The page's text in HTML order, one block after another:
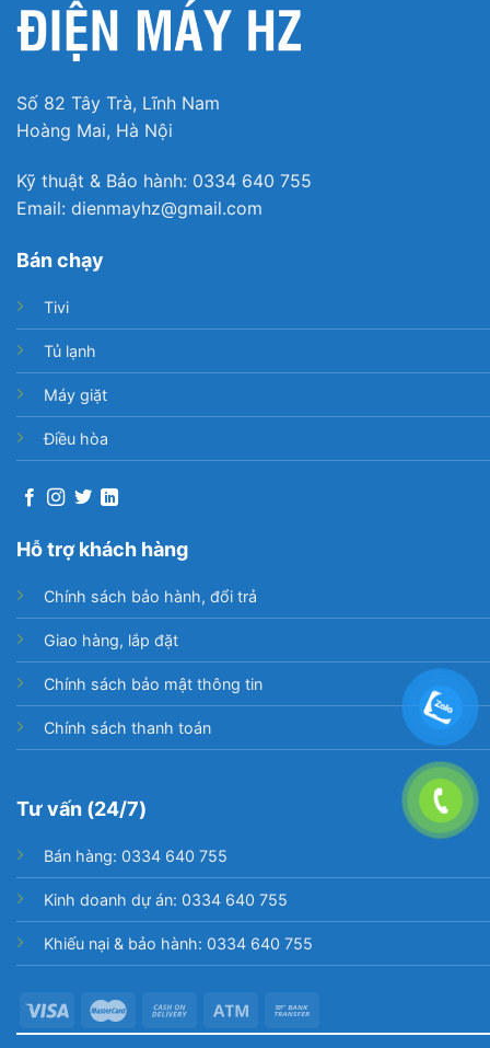
Số 82 Tây Trà, Lĩnh Nam
Hoàng Mai, Hà Nội
Kỹ thuật & Bảo hành: 0334 640 755
Email: dienmayhz@gmail.com
Bán chạy
Tivi
Tủ lạnh
Máy giặt
Điều hòa
Hỗ trợ khách hàng
Chính sách bảo hành, đổi trả
Giao hàng, lắp đặt
Chính sách bảo mật thông tin
Chính sách thanh toán
Tư vấn (24/7)
Bán hàng: 0334 640 755
Kinh doanh dự án: 0334 640 755
Khiếu nại & bảo hành: 0334 640 755